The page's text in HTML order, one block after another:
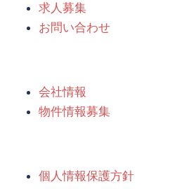
求人募集
お問い合わせ
会社情報
物件情報募集
個人情報保護方針